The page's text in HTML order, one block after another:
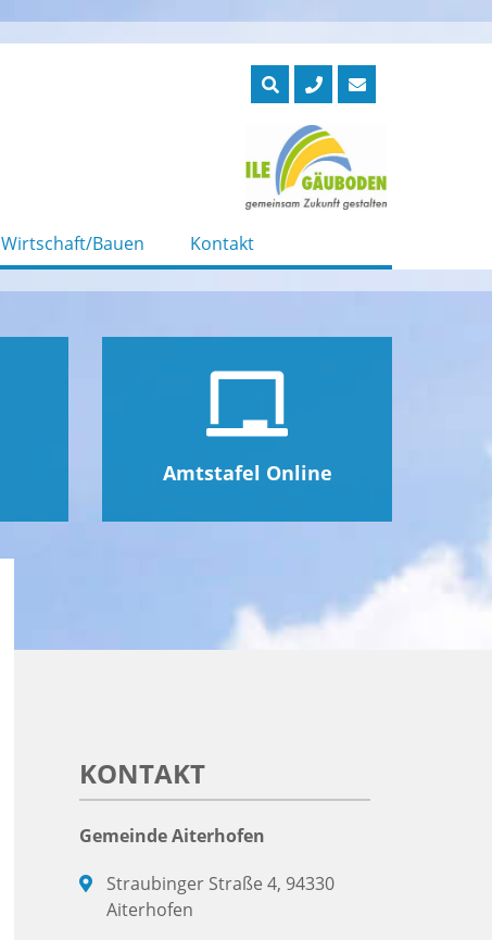
Wirtschaft/Bauen Kontakt
Amtstafel Online
KONTAKT
Gemeinde Aiterhofen
Straubinger Straße 4, 94330
Aiterhofen